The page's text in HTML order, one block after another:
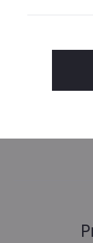
et commence
La marque
cabas à